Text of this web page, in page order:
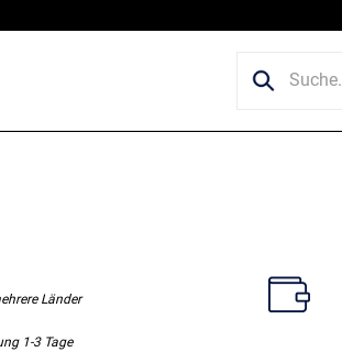
Länder
1-3 Tage